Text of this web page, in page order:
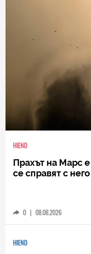
HIEND
Прахът на Марс
се справят с
0 | 08.08.2026
HIEND